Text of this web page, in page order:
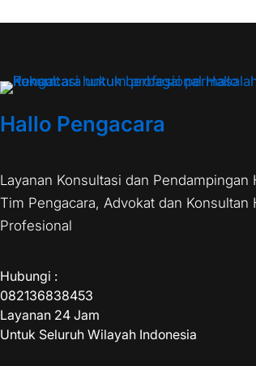
Hallo Pengacara
Layanan Konsultasi dan Pendampingan
Tim Pengacara, Advokat dan Konsultan
Profesional
Hubungi :
082136838453
Layanan 24 Jam
Untuk Seluruh Wilayah Indonesia